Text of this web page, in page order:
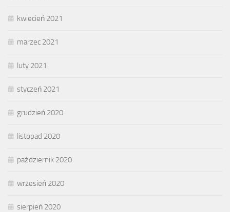
kwiecień 2021
marzec 2021
luty 2021
styczeń 2021
grudzień 2020
listopad 2020
październik 2020
wrzesień 2020
sierpień 2020